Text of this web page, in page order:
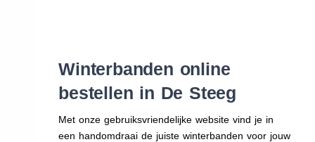
Winterbanden online
bestellen in De Steeg
Met onze gebruiksvriendelijke website vind je in
een handomdraai de juiste winterbanden voor jouw